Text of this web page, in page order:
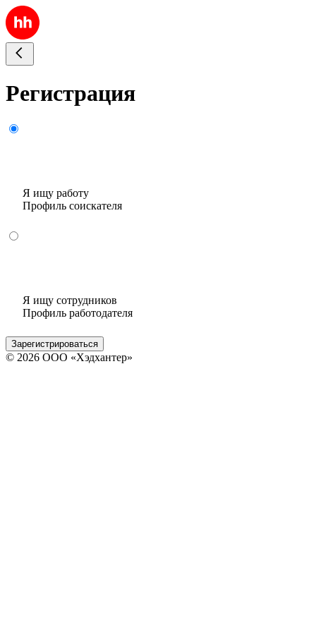
Регистрация
Я ищу работу
Профиль соискателя
Я ищу сотрудников
Профиль работодателя
Зарегистрироваться
© 2026 ООО «Хэдхантер»